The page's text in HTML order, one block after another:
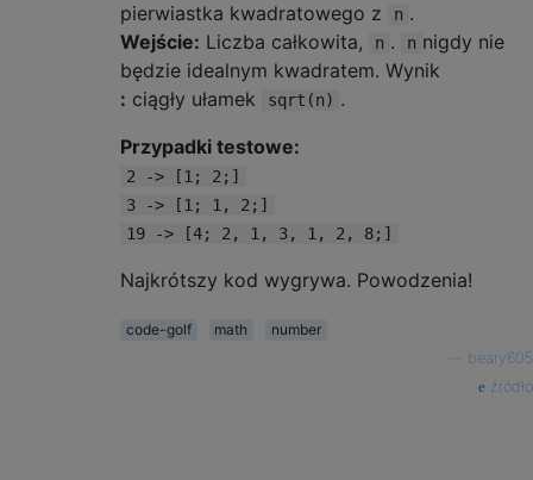
pierwiastka kwadratowego z
n .
Wejście: Liczba całkowita, n . n nigdy nie
będzie idealnym kwadratem. Wynik
: ciągły ułamek sqrt(n) .
Przypadki testowe:
2 -> [1; 2;]
3 -> [1; 1, 2;]
19 -> [4; 2, 1, 3, 1, 2, 8;]
Najkrótszy kod wygrywa. Powodzenia!
code-golf math
number
beary605
źródło